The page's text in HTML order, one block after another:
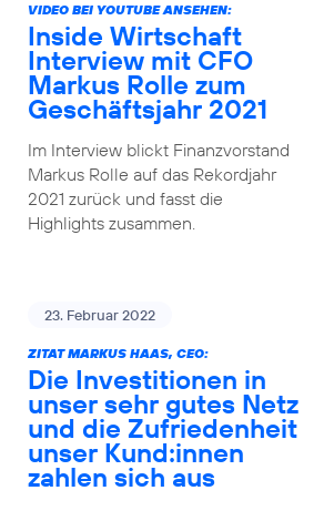
VIDEO BEI YOUTUBE ANSEHEN:
Inside Wirtschaft
Interview mit CFO
Markus Rolle zum
Geschäftsjahr 2021
Im Interview blickt Finanzvorstand
Markus Rolle auf das Rekordjahr
2021 zurück und fasst die
Highlights zusammen.
23. Februar 2022
ZITAT MARKUS HAAS, CEO:
Die Investitionen in
unser sehr gutes Netz
und die Zufriedenheit
unser Kund:innen
zahlen sich aus